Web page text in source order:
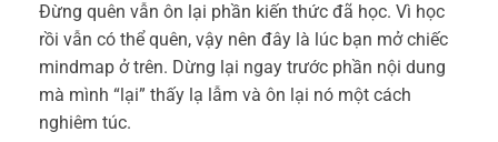
Đừng quên vẫn ôn lại phần kiến thức đã học. Vì học
rồi vẫn có thể quên, vậy nên đây là lúc bạn mở chiếc
mindmap ở trên. Dừng lại ngay trước phần nội dung
mà mình “lại” thấy lạ lẫm và ôn lại nó một cách
nghiêm túc.